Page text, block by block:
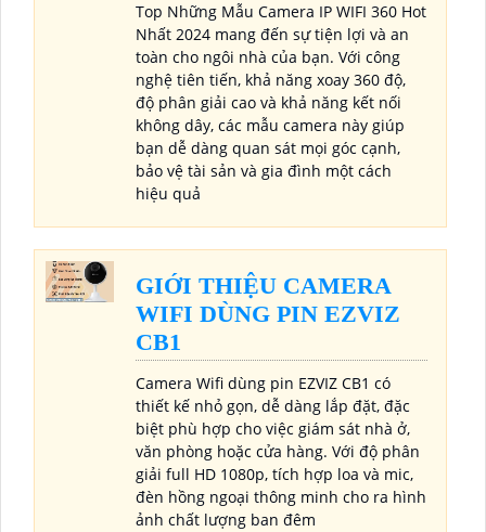
Top Những Mẫu Camera IP WIFI 360 Hot
Nhất 2024 mang đến sự tiện lợi và an
toàn cho ngôi nhà của bạn. Với công
nghệ tiên tiến, khả năng xoay 360 độ,
độ phân giải cao và khả năng kết nối
không dây, các mẫu camera này giúp
bạn dễ dàng quan sát mọi góc cạnh,
bảo vệ tài sản và gia đình một cách
hiệu quả
GIỚI THIỆU CAMERA
WIFI DÙNG PIN EZVIZ
CB1
Camera Wifi dùng pin EZVIZ CB1 có
thiết kế nhỏ gọn, dễ dàng lắp đặt, đặc
biệt phù hợp cho việc giám sát nhà ở,
văn phòng hoặc cửa hàng. Với độ phân
giải full HD 1080p, tích hợp loa và mic,
đèn hồng ngoại thông minh cho ra hình
ảnh chất lượng ban đêm